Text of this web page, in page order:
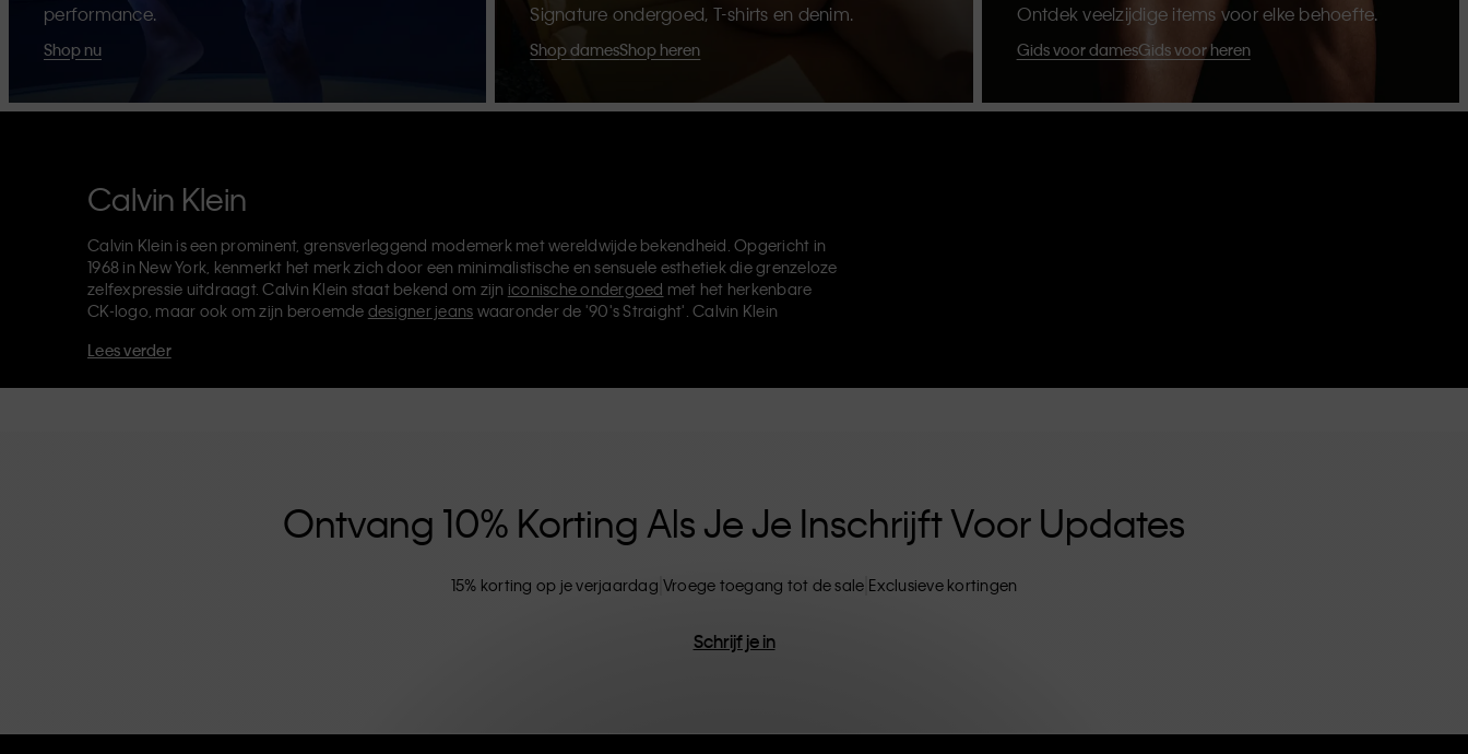
performance.
Shop nu
Signature ondergoed, T-shirts en denim.
Shop damesShop heren
Ontdek veelzijdige items voor elke behoefte.
Gids voor damesGids voor heren
Calvin Klein
Calvin Klein is een prominent, grensverleggend modemerk met wereldwijde bekendheid. Opgericht in
1968 in New York, kenmerkt het merk zich door een minimalistische en sensuele esthetiek die grenzeloze
zelfexpressie uitdraagt. Calvin Klein staat bekend om zijn iconische ondergoed met het herkenbare
CK-logo, maar ook om zijn beroemde designer jeans waaronder de '90's Straight'. Calvin Klein
van de CK-labels - Calvin Klein, Calvin Klein Jeans, Calvin Klein Underwear,
Lees verder
Ontvang 10% Korting Als Je Je Inschrijft Voor Updates
15% korting op je verjaardag Vroege toegang tot de sale Exclusieve kortingen
Schrijf je in